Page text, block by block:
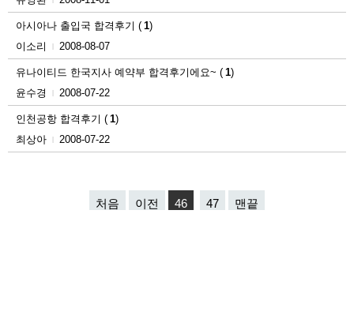
아시아나 출입국 합격후기 ( 1)
이소리
2008-08-07
유나이티드 한국지사 예약부 합격후기에요~ ( 1)
윤수경
2008-07-22
인천공항 합격후기 ( 1)
최상아
2008-07-22
처음 이전 46 47 맨끝